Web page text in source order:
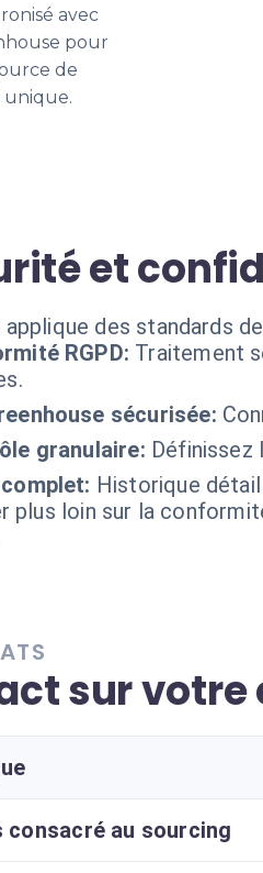
avec
pour
de
unique.
et
des standards
RGPD: Traitement
sécurisée:
granulaire: Définissez
Historique
plus loin sur la
sur
consacré au sourcing